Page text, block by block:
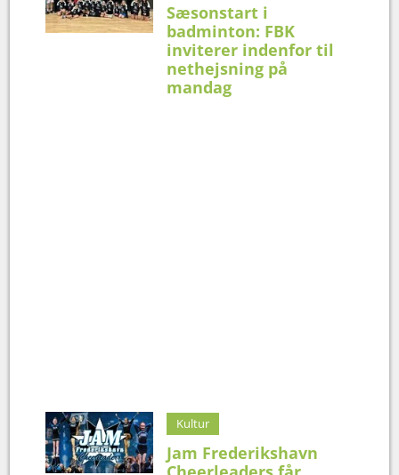
Sæsonstart i
badminton: FBK
inviterer indenfor til
nethejsning på
mandag
Kultur
Jam Frederikshavn